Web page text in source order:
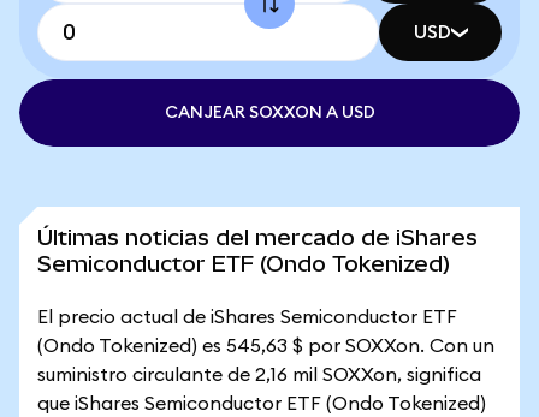
USD
CANJEAR SOXXON A USD
Últimas noticias del mercado de iShares
Semiconductor ETF (Ondo Tokenized)
El precio actual de iShares Semiconductor ETF
(Ondo Tokenized) es 545,63 $ por SOXXon. Con un
suministro circulante de 2,16 mil SOXXon, significa
que iShares Semiconductor ETF (Ondo Tokenized)